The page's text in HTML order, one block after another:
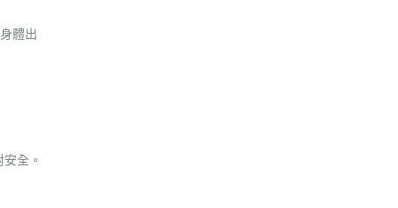
體出
全。